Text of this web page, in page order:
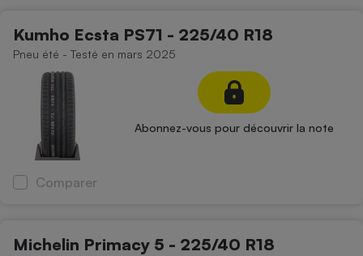
Kumho Ecsta PS71 - 225/40 R18
Pneu été - Testé en mars 2025
Abonnez-vous pour découvrir la note
Comparer
Michelin Primacy 5 - 225/40 R18